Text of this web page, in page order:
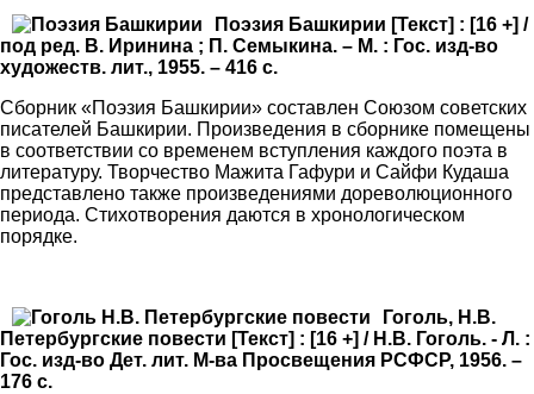
Поэзия Башкирии [Текст] : [16 +] /
под ред. В. Иринина ; П. Семыкина. – М. : Гос. изд-во
художеств. лит., 1955. – 416 с.
Сборник «Поэзия Башкирии» составлен Союзом советских
писателей Башкирии. Произведения в сборнике помещены
в соответствии со временем вступления каждого поэта в
литературу. Творчество Мажита Гафури и Сайфи Кудаша
представлено также произведениями дореволюционного
периода. Стихотворения даются в хронологическом
порядке.
Гоголь, Н.В.
Петербургские повести [Текст] : [16 +] / Н.В. Гоголь. - Л. :
Гос. изд-во Дет. лит. М-ва Просвещения РСФСР, 1956. –
176 с.